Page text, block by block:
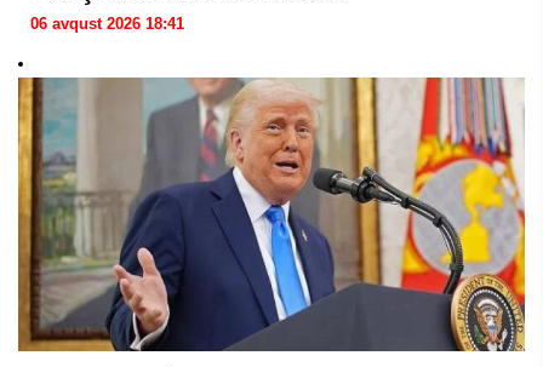
06 avqust 2026 18:41